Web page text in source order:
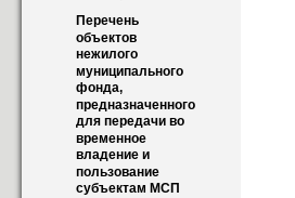
Перечень
объектов
нежилого
муниципального
фонда,
предназначенного
для передачи во
временное
владение и
пользование
субъектам МСП